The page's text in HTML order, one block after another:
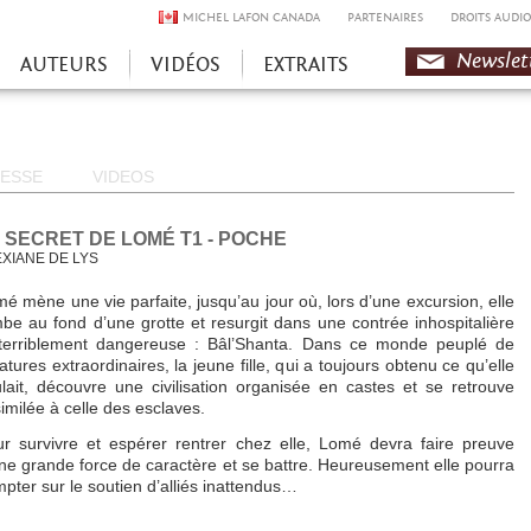
MICHEL LAFON CANADA PARTENAIRES DROITS
AUTEURS VIDÉOS EXTRAITS
VIDEOS
SECRET DE LOMÉ T1 - POCHE
DE LYS
mène une vie parfaite, jusqu’au jour où, lors d’une excursion, elle
au fond d’une grotte et resurgit dans une contrée inhospitalière
dangereuse : Bâl’Shanta. Dans ce monde peuplé de
extraordinaires, la jeune fille, qui a toujours obtenu ce qu’elle
découvre une civilisation organisée en castes et se retrouve
à celle des esclaves.
survivre et espérer rentrer chez elle, Lomé devra faire preuve
grande force de caractère et se battre. Heureusement elle pourra
sur le soutien d’alliés inattendus…